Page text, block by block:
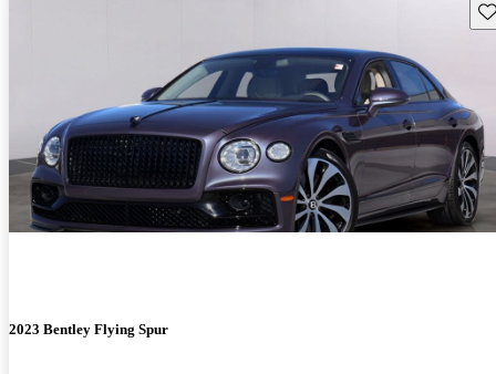
2023 Bentley Flying Spur